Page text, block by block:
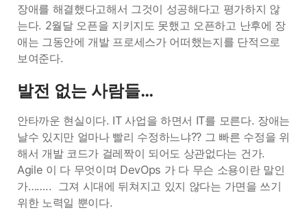
장애를 해결했다고해서 그것이 성공해다고 평가하지 않
는다. 2월달 오픈을 지키지도 못했고 오픈하고 난후에 장
애는 그동안에 개발 프로세스가 어떠했는지를 단적으로
보여준다.
발전 없는 사람들…
안타까운 현실이다. IT 사업을 하면서 IT를 모른다. 장애는
날수 있지만 얼마나 빨리 수정하느냐?? 그 빠른 수정을 위
해서 개발 코드가 걸레짝이 되어도 상관없다는 건가.
Agile 이 다 무엇이며 DevOps 가 다 무슨 소용이란 말인
가…….. 그져 시대에 뒤쳐지고 있지 않다는 가면을 쓰기
위한 노력일 뿐이다.